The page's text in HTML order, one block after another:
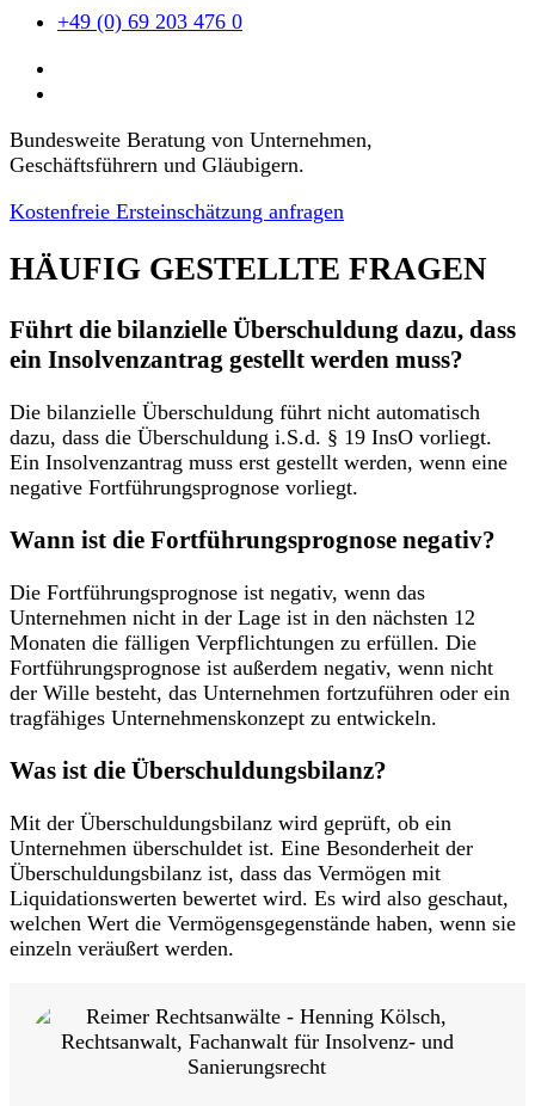
+49 (0) 69 203 476 0
Bundesweite Beratung von Unternehmen,
Geschäftsführern und Gläubigern.
Kostenfreie Ersteinschätzung anfragen
HÄUFIG GESTELLTE FRAGEN
Führt die bilanzielle Überschuldung dazu, dass
ein Insolvenzantrag gestellt werden muss?
Die bilanzielle Überschuldung führt nicht automatisch
dazu, dass die Überschuldung i.S.d. § 19 InsO vorliegt.
Ein Insolvenzantrag muss erst gestellt werden, wenn eine
negative Fortführungsprognose vorliegt.
Wann ist die Fortführungsprognose negativ?
Die Fortführungsprognose ist negativ, wenn das
Unternehmen nicht in der Lage ist in den nächsten 12
Monaten die fälligen Verpflichtungen zu erfüllen. Die
Fortführungsprognose ist außerdem negativ, wenn nicht
der Wille besteht, das Unternehmen fortzuführen oder ein
tragfähiges Unternehmenskonzept zu entwickeln.
Was ist die Überschuldungsbilanz?
Mit der Überschuldungsbilanz wird geprüft, ob ein
Unternehmen überschuldet ist. Eine Besonderheit der
Überschuldungsbilanz ist, dass das Vermögen mit
Liquidationswerten bewertet wird. Es wird also geschaut,
welchen Wert die Vermögensgegenstände haben, wenn sie
einzeln veräußert werden.